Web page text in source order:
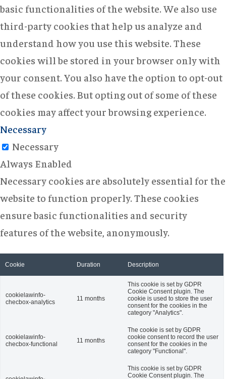
basic functionalities of the website. We also use
third-party cookies that help us analyze and
understand how you use this website. These
cookies will be stored in your browser only with
your consent. You also have the option to opt-out
of these cookies. But opting out of some of these
cookies may affect your browsing experience.
Necessary
Necessary
Always Enabled
Necessary cookies are absolutely essential for the
website to function properly. These cookies
ensure basic functionalities and security
features of the website, anonymously.
Cookie Duration Description
cookielawinfo-
checbox-analytics
11 months
This cookie is set by GDPR
Cookie Consent plugin. The
cookie is used to store the user
consent for the cookies in the
category "Analytics".
cookielawinfo-
checbox-functional
11 months
The cookie is set by GDPR
cookie consent to record the user
consent for the cookies in the
category "Functional".
This cookie is set by GDPR
Cookie Consent plugin. The